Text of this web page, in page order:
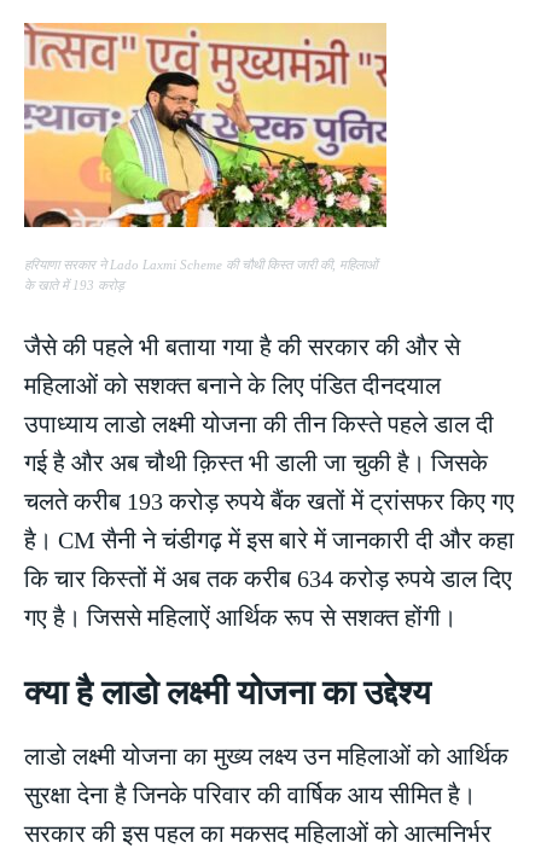
हरियाणा सरकार ने Lado Laxmi Scheme की चौथी किस्त जारी की, महिलाओं
के खाते में 193 करोड़
जैसे की पहले भी बताया गया है की सरकार की और से
महिलाओं को सशक्त बनाने के लिए पंडित दीनदयाल
उपाध्याय लाडो लक्ष्मी योजना की तीन किस्ते पहले डाल दी
गई है और अब चौथी क़िस्त भी डाली जा चुकी है। जिसके
चलते करीब 193 करोड़ रुपये बैंक खतों में ट्रांसफर किए गए
है। CM सैनी ने चंडीगढ़ में इस बारे में जानकारी दी और कहा
कि चार किस्तों में अब तक करीब 634 करोड़ रुपये डाल दिए
गए है। जिससे महिलाऐं आर्थिक रूप से सशक्त होंगी।
क्या है लाडो लक्ष्मी योजना का उद्देश्य
लाडो लक्ष्मी योजना का मुख्य लक्ष्य उन महिलाओं को आर्थिक
सुरक्षा देना है जिनके परिवार की वार्षिक आय सीमित है।
सरकार की इस पहल का मकसद महिलाओं को आत्मनिर्भर